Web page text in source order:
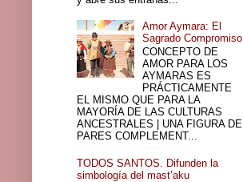
Amor Aymara: El
Sagrado Compromiso
CONCEPTO DE
AMOR PARA LOS
AYMARAS ES
PRÁCTICAMENTE
EL MISMO QUE PARA LA
MAYORÍA DE LAS CULTURAS
ANCESTRALES | UNA FIGURA DE
PARES COMPLEMENT...
TODOS SANTOS. Difunden la
simbología del mast’aku